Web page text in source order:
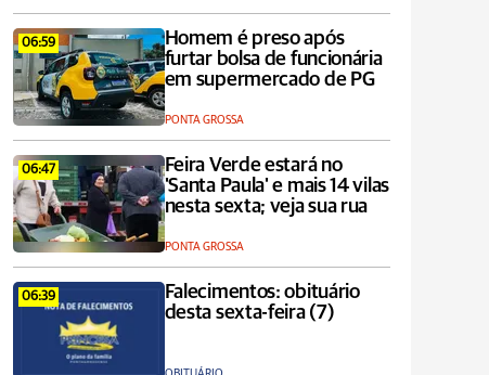
06:59
Homem é preso após
furtar bolsa de funcionária
em supermercado de PG
PONTA GROSSA
06:47
Feira Verde estará no
'Santa Paula' e mais 14 vilas
nesta sexta; veja sua rua
PONTA GROSSA
06:39
Falecimentos: obituário
desta sexta-feira (7)